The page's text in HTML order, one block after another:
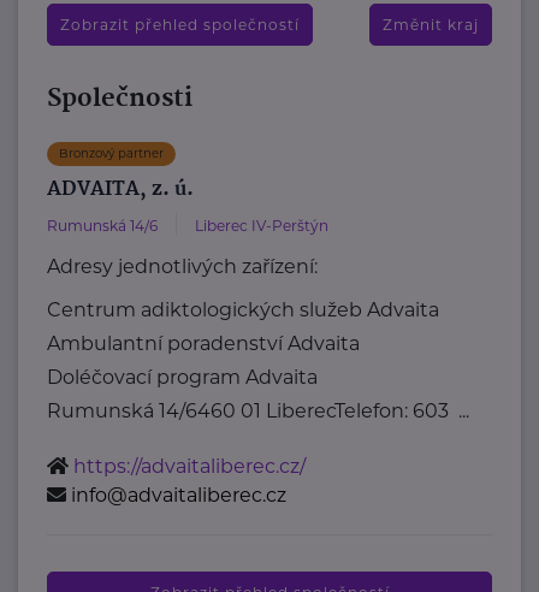
Zobrazit přehled společností Změnit kraj
Společnosti
Bronzový partner
ADVAITA, z. ú.
Rumunská 14/6 Liberec IV-Perštýn
Adresy jednotlivých zařízení:
Centrum adiktologických služeb Advaita
Ambulantní poradenství Advaita
Doléčovací program Advaita
Rumunská 14/6460 01 LiberecTelefon: 603 ...
https://advaitaliberec.cz/
info@advaitaliberec.cz